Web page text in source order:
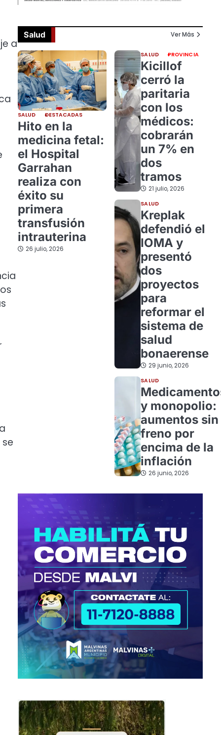
a
Salud Ver Más
SALUD DESTACADAS
Hito en la
medicina fetal:
el Hospital
Garrahan
realiza con
éxito su
primera
transfusión
intrauterina
26 julio, 2026
SALUD PROVINCIA
Kicillof
cerró la
paritaria
con los
médicos:
cobrarán
un 7% en
dos
tramos
21 julio, 2026
SALUD
Kreplak
defendió el
IOMA y
presentó
dos
proyectos
para
reformar el
sistema de
salud
bonaerense
29 junio, 2026
SALUD
y monopolio:
aumentos sin
freno por
encima de la
inflación
26 junio, 2026